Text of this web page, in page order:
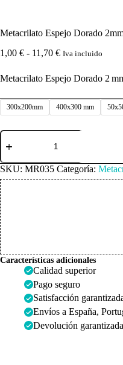
Metacrilato Espejo Dorado
1,00 € - 11,70 €Rango
precios:
desde
hasta
11,70 €
Iva incluido
Metacrilato Espejo Dorado 2
300x200mm 400x300 mm
Metacrilato
Espejo
2mm
cantidad
SKU: MR035 Categoría:
Características adicionales
Calidad superior
Pago seguro
Satisfacción
Envíos a España,
Devolución garantizada